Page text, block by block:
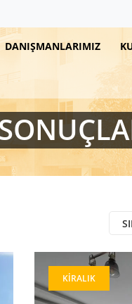
DANIŞMANLARIMIZ
KIRALIK